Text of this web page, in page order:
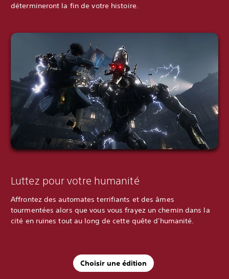
détermineront la fin de votre histoire.
Luttez pour votre humanité
Affrontez des automates terrifiants et des âmes
tourmentées alors que vous vous frayez un chemin dans la
cité en ruines tout au long de cette quête d'humanité.
Choisir une édition